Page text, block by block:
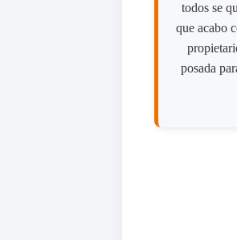
todos se
que acabo
posada